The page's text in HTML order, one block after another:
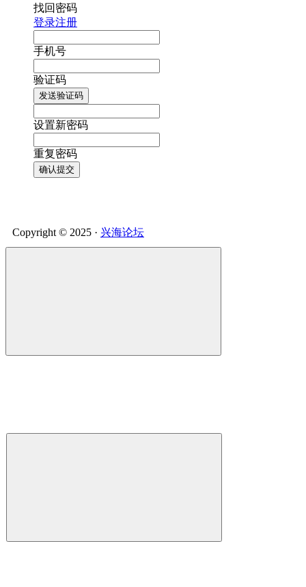
找回密码
登录注册
手机号
验证码
发送验证码
设置新密码
重复密码
确认提交
Copyright © 2025 · 兴海论坛